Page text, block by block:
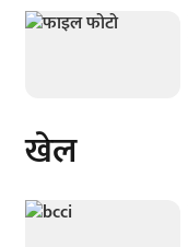
खेल